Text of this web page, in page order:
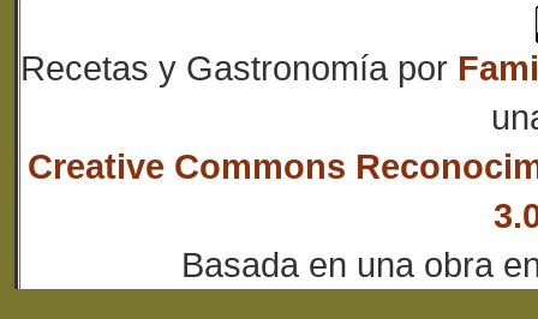
Recetas y Gastronomía por
Creative Commons
Basada en una obra